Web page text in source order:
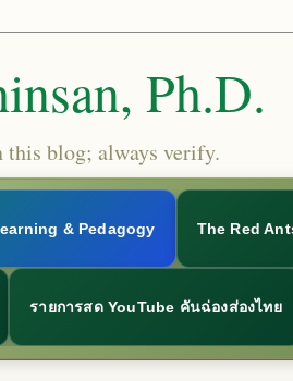
Ph.D.
this blog; always verify.
& Pedagogy The Red
รายการสด YouTube คันฉ่องส่องไทย